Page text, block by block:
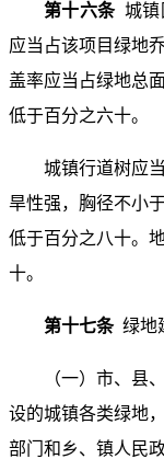
第十六条 城镇
应当占该项目绿地
盖率应当占绿地总
低于百分之六十。
城镇行道树应
旱性强，胸径不小
低于百分之八十。
十。
第十七条 绿地
（一）市、县
设的城镇各类绿地
部门和乡、镇人民